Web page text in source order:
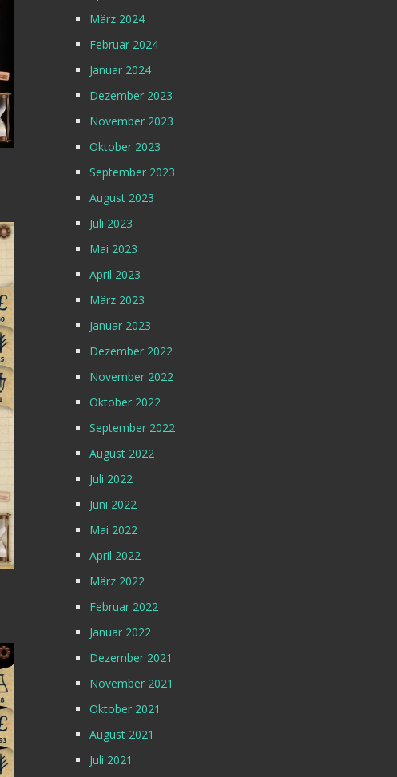
März 2024
Februar 2024
Januar 2024
Dezember 2023
November 2023
Oktober 2023
September 2023
August 2023
Juli 2023
Mai 2023
April 2023
März 2023
Januar 2023
Dezember 2022
November 2022
Oktober 2022
September 2022
August 2022
Juli 2022
Juni 2022
Mai 2022
April 2022
März 2022
Februar 2022
Januar 2022
Dezember 2021
November 2021
Oktober 2021
August 2021
Juli 2021